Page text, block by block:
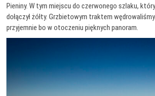
Pieniny. W tym miejscu do czerwonego szlaku,
dołączył żółty. Grzbietowym traktem
przyjemnie bo w otoczeniu pięknych panoram.